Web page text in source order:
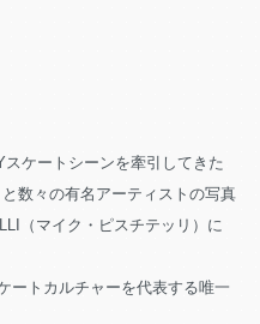
ケートシーンを牽引してきた
数々の有名アーティストの写真
（マイク・ピスチテッリ）に
ートカルチャーを代表する唯一